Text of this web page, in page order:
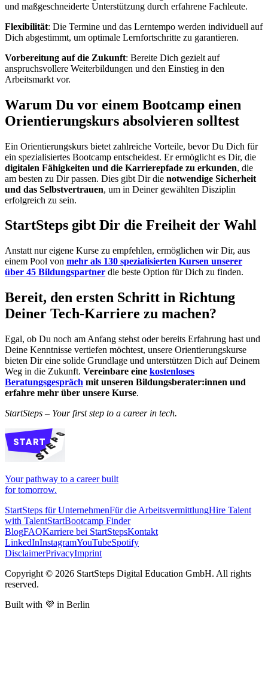
und maßgeschneiderte Unterstützung durch erfahrene Fachleute.
Flexibilität: Die Termine und das Lerntempo werden individuell auf
Dich abgestimmt, um optimale Lernfortschritte zu garantieren.
Vorbereitung auf die Zukunft: Bereite Dich gezielt auf
anspruchsvollere Weiterbildungen und den Einstieg in den
Arbeitsmarkt vor.
Warum Du vor einem Bootcamp einen
Orientierungskurs absolvieren solltest
Ein Orientierungskurs bietet zahlreiche Vorteile, bevor Du Dich für
ein spezialisiertes Bootcamp entscheidest. Er ermöglicht es Dir, die
digitalen Fähigkeiten und die Karrierepfade zu erkunden, die
am besten zu Dir passen. Dies gibt Dir die notwendige Sicherheit
und das Selbstvertrauen, um in Deiner gewählten Disziplin
erfolgreich zu sein.
StartSteps gibt Dir die Freiheit der Wahl
Anstatt nur eigene Kurse zu empfehlen, ermöglichen wir Dir, aus
einem Pool von mehr als 130 spezialisierten Kursen unserer
über 45 Bildungspartner die beste Option für Dich zu finden.
Bereit, den ersten Schritt in Richtung
Deiner Tech-Karriere zu machen?
Egal, ob Du noch am Anfang stehst oder bereits Erfahrung hast und
Deine Kenntnisse vertiefen möchtest, unsere Orientierungskurse
bieten Dir eine solide Grundlage und unterstützen Dich auf Deinem
Weg in die Zukunft. Vereinbare eine kostenloses
Beratungsgespräch mit unseren Bildungsberater:innen und
erfahre mehr über unsere Kurse.
StartSteps – Your first step to a career in tech.
Your pathway to a career built
for tomorrow.
StartSteps für UnternehmenFür die ArbeitsvermittlungHire Talent
with TalentStartBootcamp Finder
BlogFAQKarriere bei StartStepsKontakt
LinkedInInstagramYouTubeSpotify
DisclaimerPrivacyImprint
Copyright © 2026 StartSteps Digital Education GmbH. All rights
reserved.
Built with 💜 in Berlin